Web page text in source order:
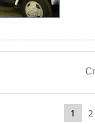
1 2